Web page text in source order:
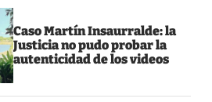
Caso Martín Insaurralde: la
Justicia no pudo probar la
autenticidad de los videos